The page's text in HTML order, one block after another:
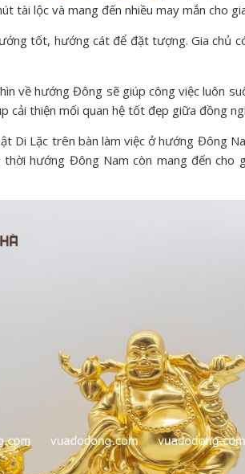
tài lộc và mang đến nhiều may mắn cho
tốt, hướng cát để đặt tượng. Gia chủ
về hướng Đông sẽ giúp công việc luôn
cải thiện mối quan hệ tốt đẹp giữa đồng
Di Lặc trên bàn làm việc ở hướng Đông
hướng Đông Nam còn mang đến cho